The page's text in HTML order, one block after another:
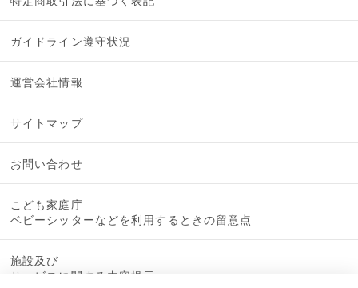
ガイドライン遵守状況
運営会社情報
サイトマップ
お問い合わせ
こども家庭庁
ベビーシッターなどを利用するときの留意点
施設及び
サービスに関する内容提示